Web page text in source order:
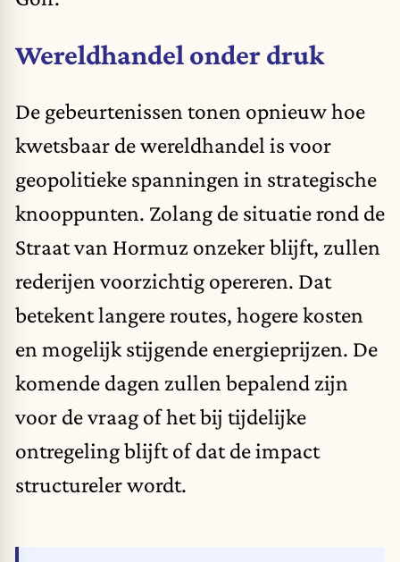
Wereldhandel onder druk
De gebeurtenissen tonen opnieuw hoe
kwetsbaar de wereldhandel is voor
geopolitieke spanningen in strategische
knooppunten. Zolang de situatie rond de
Straat van Hormuz onzeker blijft, zullen
rederijen voorzichtig opereren. Dat
betekent langere routes, hogere kosten
en mogelijk stijgende energieprijzen. De
komende dagen zullen bepalend zijn
voor de vraag of het bij tijdelijke
ontregeling blijft of dat de impact
structureler wordt.